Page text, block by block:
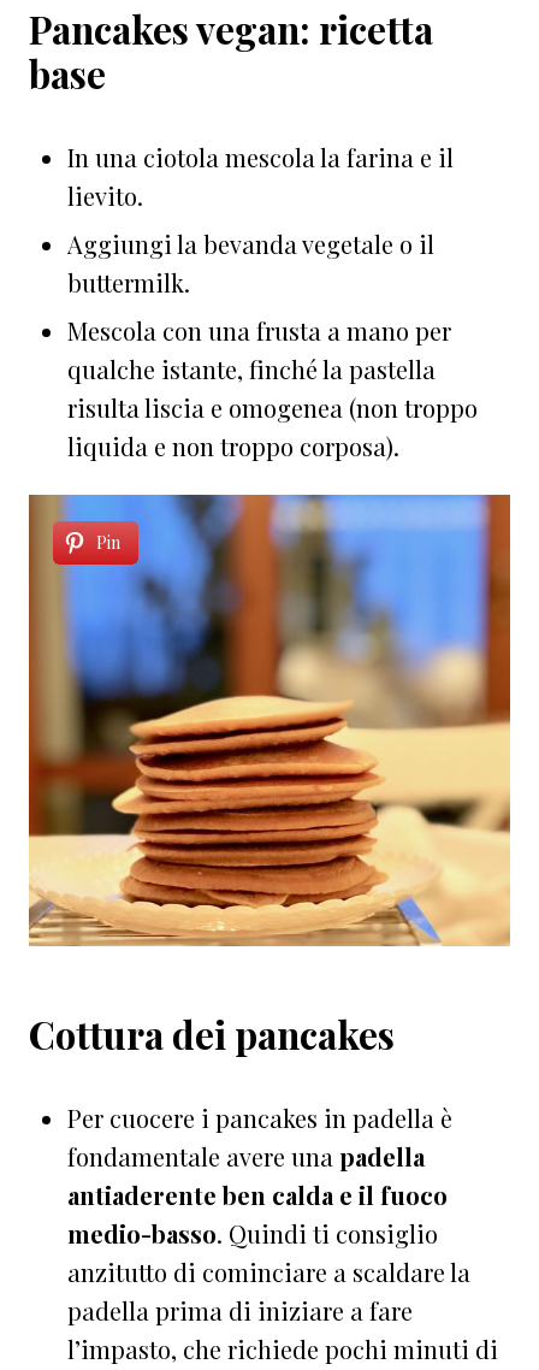
Pancakes vegan: ricetta
base
In una ciotola mescola la farina e il
lievito.
Aggiungi la bevanda vegetale o il
buttermilk.
Mescola con una frusta a mano per
qualche istante, finché la pastella
risulta liscia e omogenea (non troppo
liquida e non troppo corposa).
Pin
Cottura dei pancakes
Per cuocere i pancakes in padella è
fondamentale avere una padella
antiaderente ben calda e il fuoco
medio-basso. Quindi ti consiglio
anzitutto di cominciare a scaldare la
padella prima di iniziare a fare
l’impasto, che richiede pochi minuti di